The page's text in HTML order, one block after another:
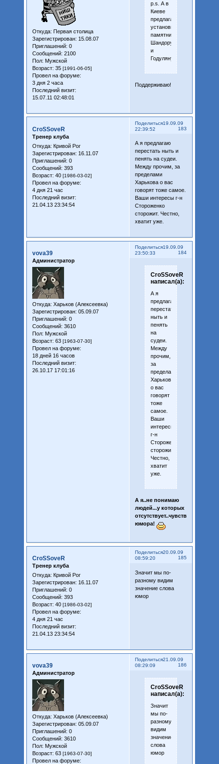
Откуда: Первая столица
Зарегистрирован: 15.08.07
Приглашений: 0
Сообщений: 2100
Пол: Мужской
Возраст: 35 [1991-06-05]
Провел на форуме:
3 дня 2 часа
Последний визит:
15.07.11 02:48:01
p.s. А в
Киеве
предлагаю
установить
памятник
Шандору
и
Годуляну??!!
Поддерживаю!
Поделиться
183
19.09.09
22:39:52
CroSSoveR
Тренер клуба
Откуда: Кривой Рог
Зарегистрирован: 16.11.07
Приглашений: 0
Сообщений: 393
Возраст: 40 [1986-03-02]
Провел на форуме:
4 дня 21 час
Последний визит:
21.04.13 23:34:54
А я предлагаю
перестать ныть и
пенять на судеи.
Между прочим, за
пределами
Харькова о вас
говорят тоже самое.
Ваши интересы г-н
Стороженко
сторожит. Честно,
хватит уже.
Поделиться
184
19.09.09
23:50:33
vova39
Администратор
Откуда: Харьков (Алексеевка)
Зарегистрирован: 05.09.07
Приглашений: 0
Сообщений: 3610
Пол: Мужской
Возраст: 63 [1963-07-30]
Провел на форуме:
18 дней 16 часов
Последний визит:
26.10.17 17:01:16
CroSSoveR
написал(а):
А я
предлагаю
перестать
ныть и
пенять
на
судеи.
Между
прочим,
за
пределами
Харькова
о вас
говорят
тоже
самое.
Ваши
интересы
г-н
Стороженко
сторожит.
Честно,
хватит
уже.
А я..не понимаю
людей...у которых
отсутствует..чувство
юмора!
Поделиться
185
20.09.09
08:59:20
CroSSoveR
Тренер клуба
Откуда: Кривой Рог
Зарегистрирован: 16.11.07
Приглашений: 0
Сообщений: 393
Возраст: 40 [1986-03-02]
Провел на форуме:
4 дня 21 час
Последний визит:
21.04.13 23:34:54
Значит мы по-
разному видим
значение слова
юмор
Поделиться
186
21.09.09
08:29:09
vova39
Администратор
Откуда: Харьков (Алексеевка)
Зарегистрирован: 05.09.07
Приглашений: 0
Сообщений: 3610
Пол: Мужской
Возраст: 63 [1963-07-30]
Провел на форуме:
CroSSoveR
написал(а):
Значит
мы по-
разному
видим
значение
слова
юмор